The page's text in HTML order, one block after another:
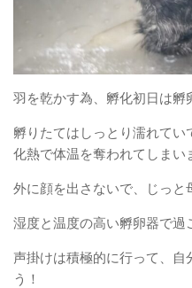
羽を乾かす為、孵化初日は孵
孵りたてはしっとり濡れて
化熱で体温を奪われてしまい
外に顔を出さないで、じっと
湿度と温度の高い孵卵器で過
声掛けは積極的に行って、自
う！